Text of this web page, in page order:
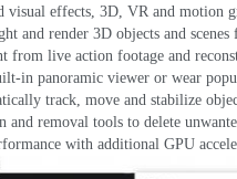
visual effects, 3D, VR and motion
and render 3D objects and
from live action footage and
in panoramic viewer or wear
track, move and stabilize
and removal tools to delete
with additional GPU